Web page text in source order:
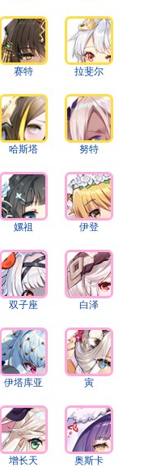
赛特 拉斐尔
哈斯塔 努特
嫘祖 伊登
双子座 白泽
伊塔库亚 寅
增长天 奥斯卡